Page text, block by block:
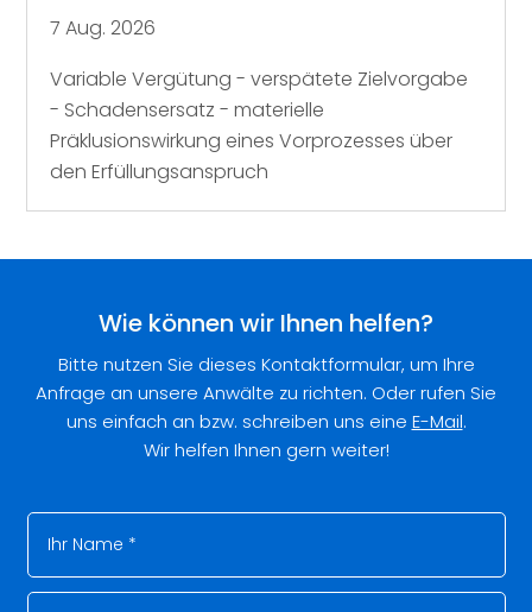
7 Aug. 2026
Variable Vergütung - verspätete Zielvorgabe
- Schadensersatz - materielle
Präklusionswirkung eines Vorprozesses über
den Erfüllungsanspruch
Wie können wir Ihnen helfen?
Bitte nutzen Sie dieses Kontaktformular, um Ihre
Anfrage an unsere Anwälte zu richten. Oder rufen Sie
uns einfach an bzw. schreiben uns eine E-Mail.
Wir helfen Ihnen gern weiter!